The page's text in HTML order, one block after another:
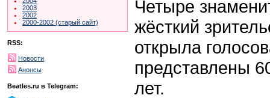
2003
2002
2000-2002 (старый сайт)
RSS:
Новости
Анонсы
Beatles.ru в Telegram:
Четыре
жёсткий
открыла
представлены
лет.